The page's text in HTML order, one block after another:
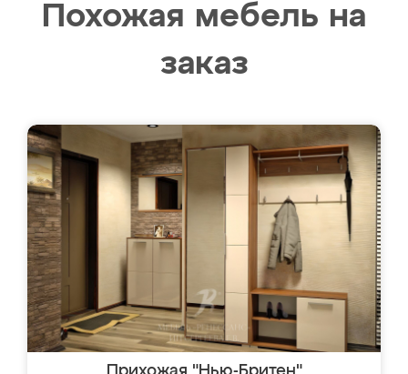
Похожая мебель на
заказ